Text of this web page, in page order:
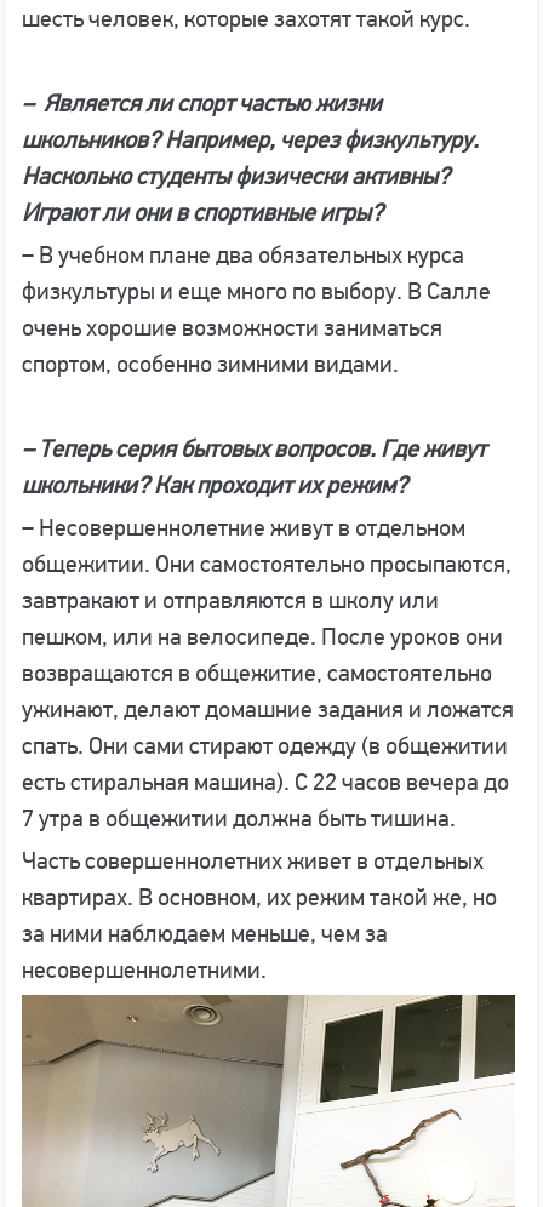
шесть человек, которые захотят такой курс.
– Является ли спорт частью жизни
школьников? Например, через физкультуру.
Насколько студенты физически активны?
Играют ли они в спортивные игры?
– В учебном плане два обязательных курса
физкультуры и еще много по выбору. В Салле
очень хорошие возможности заниматься
спортом, особенно зимними видами.
– Теперь серия бытовых вопросов. Где живут
школьники? Как проходит их режим?
– Несовершеннолетние живут в отдельном
общежитии. Они самостоятельно просыпаются,
завтракают и отправляются в школу или
пешком, или на велосипеде. После уроков они
возвращаются в общежитие, самостоятельно
ужинают, делают домашние задания и ложатся
спать. Они сами стирают одежду (в общежитии
есть стиральная машина). С 22 часов вечера до
7 утра в общежитии должна быть тишина.
Часть совершеннолетних живет в отдельных
квартирах. В основном, их режим такой же, но
за ними наблюдаем меньше, чем за
несовершеннолетними.